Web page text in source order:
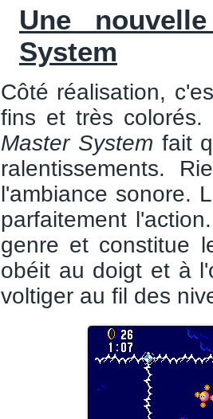
Une
System
Côté réalisation,
fins et très colorés.
Master System fait
ralentissements.
l'ambiance sonore.
parfaitement
genre et constitue
obéit au doigt et à
voltiger au fil des